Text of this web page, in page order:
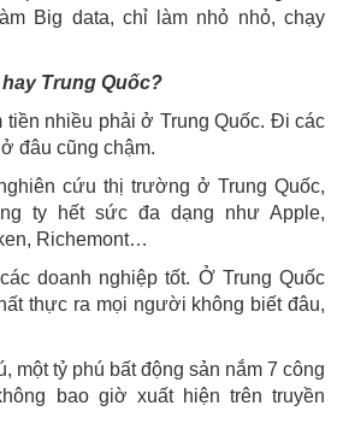
Big data, chỉ làm nhỏ nhỏ, chạy
Trung Quốc?
tiền nhiều phải ở Trung Quốc. Đi các
đâu cũng chậm.
cứu thị trường ở Trung Quốc,
ty hết sức đa dạng như Apple,
Richemont…
doanh nghiệp tốt. Ở Trung Quốc
thực ra mọi người không biết đâu,
một tỷ phú bất động sản nắm 7 công
bao giờ xuất hiện trên truyền